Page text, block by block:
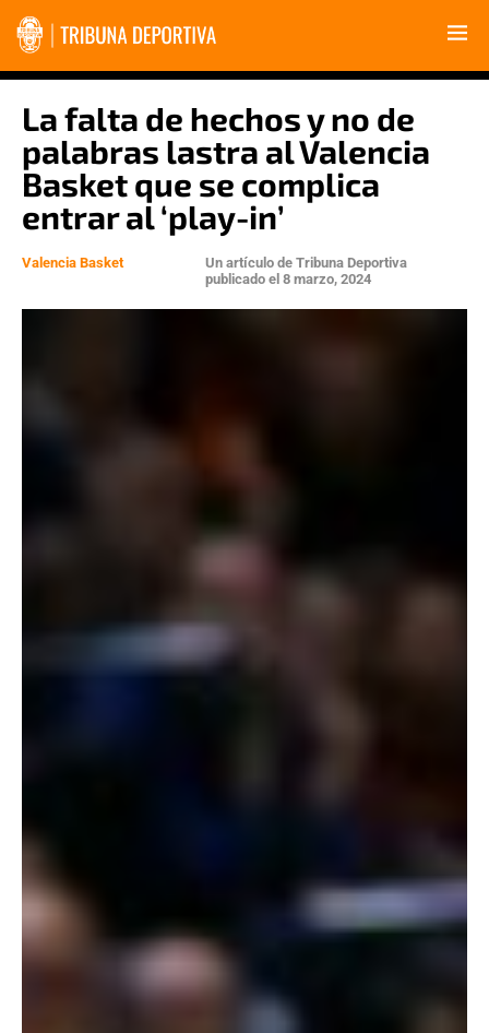
La falta de hechos y no de
palabras lastra al Valencia
Basket que se complica
entrar al ‘play-in’
Valencia Basket Un artículo de Tribuna Deportiva
publicado el 8 marzo, 2024